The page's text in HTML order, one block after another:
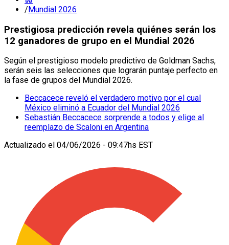
/Mundial 2026
Prestigiosa predicción revela quiénes serán los
12 ganadores de grupo en el Mundial 2026
Según el prestigioso modelo predictivo de Goldman Sachs,
serán seis las selecciones que lograrán puntaje perfecto en
la fase de grupos del Mundial 2026.
Beccacece reveló el verdadero motivo por el cual
México eliminó a Ecuador del Mundial 2026
Sebastián Beccacece sorprende a todos y elige al
reemplazo de Scaloni en Argentina
Actualizado el 04/06/2026 - 09:47hs EST